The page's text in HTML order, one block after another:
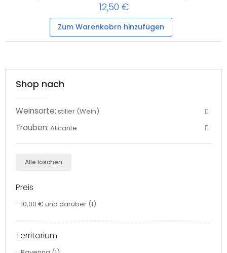
12,50 €
Zum Warenkobrn hinzufügen
Shop nach
Weinsorte: stiller (Wein)
Trauben: Alicante
Alle löschen
Preis
10,00 € und darüber (1)
Territorium